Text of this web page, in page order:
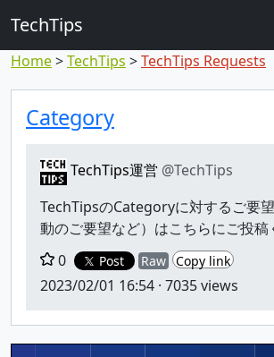
TechTips
Home TechTips TechTips Requests
対象のコメン
トピックと対象コメント
Category
TechTips運営 @TechTips
TechTipsのCategoryに対するご要
動のご要望など）はこちらにご投稿
0
Post Raw Copy link
2023/02/01 16:54 · 7035 views